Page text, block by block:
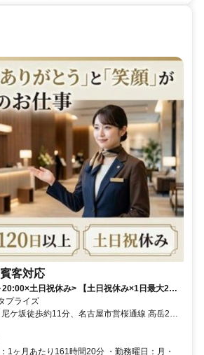
客対応
土日祝休み> 【土日祝休み×1日最大2
かす！◆賞与あり
プライズ
ケ坂徒歩約11分、名古屋市営桜通線 高岳2番
戸線 東大手南口徒歩約15分
1ヶ月あたり161時間20分 ・勤務曜日：月・